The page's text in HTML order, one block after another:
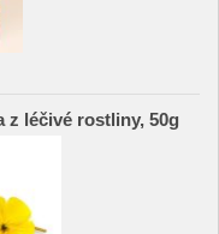
z léčivé rostliny, 50g